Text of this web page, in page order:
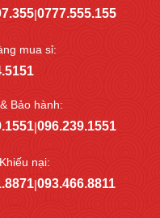
|0777.555.155
mua sỉ:
Bảo hành:
|096.239.1551
nại:
|093.466.8811